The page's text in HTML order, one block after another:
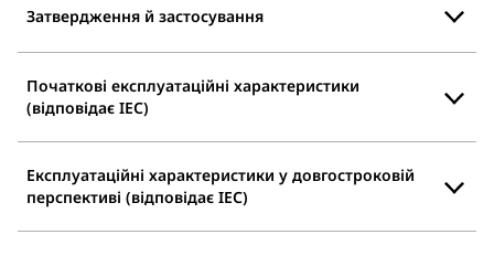
Затвердження й застосування
Початкові експлуатаційні характеристики
(відповідає IEC)
Експлуатаційні характеристики у довгостроковій
перспективі (відповідає IEC)